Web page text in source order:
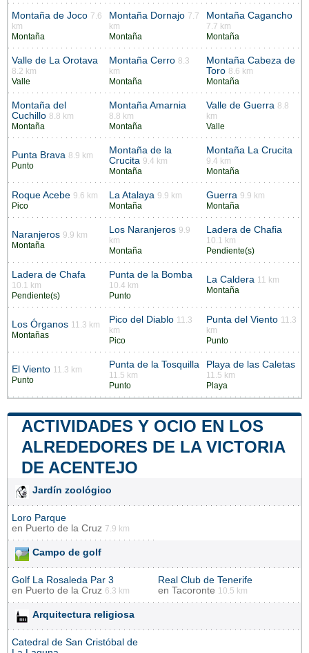
Montaña de Joco 7.6
km
Montaña
Montaña Dornajo 7.7
km
Montaña
Montaña Cagancho
7.7 km
Montaña
Valle de La Orotava
8.2 km
Valle
Montaña Cerro 8.3
km
Montaña
Montaña Cabeza de
Toro 8.6 km
Montaña
Montaña del
Cuchillo 8.8 km
Montaña
Montaña Amarnia
8.8 km
Montaña
Valle de Guerra 8.8
km
Valle
Punta Brava 8.9 km
Punto
Montaña de la
Crucita 9.4 km
Montaña
Montaña La Crucita
9.4 km
Montaña
Roque Acebe 9.6 km
Pico
La Atalaya 9.9 km
Montaña
Guerra 9.9 km
Montaña
Naranjeros 9.9 km
Montaña
Los Naranjeros 9.9
km
Montaña
Ladera de Chafia
10.1 km
Pendiente(s)
Ladera de Chafa
10.1 km
Pendiente(s)
Punta de la Bomba
10.4 km
Punto
La Caldera 11 km
Montaña
Los Órganos 11.3 km
Montañas
Pico del Diablo 11.3
km
Pico
Punta del Viento 11.3
km
Punto
El Viento 11.3 km
Punto
Punta de la Tosquilla
11.5 km
Punto
Playa de las Caletas
11.5 km
Playa
ACTIVIDADES Y OCIO EN LOS
ALREDEDORES DE LA VICTORIA
DE ACENTEJO
Jardín zoológico
Loro Parque
en Puerto de la Cruz 7.9 km
Campo de golf
Golf La Rosaleda Par 3
en Puerto de la Cruz 6.3 km
Real Club de Tenerife
en Tacoronte 10.5 km
Arquitectura religiosa
Catedral de San Cristóbal de